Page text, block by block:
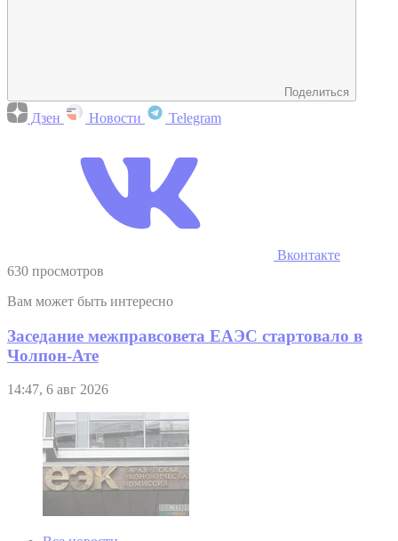
Поделиться
Дзен Новости Telegram
Вконтакте
630 просмотров
Вам может быть интересно
Заседание межправсовета ЕАЭС стартовало в
Чолпон-Ате
14:47, 6 авг 2026